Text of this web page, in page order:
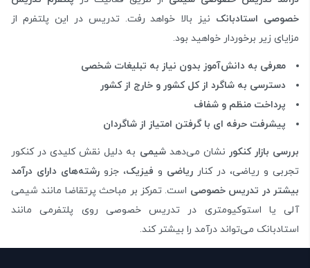
خصوصی استادبانک نیز بالا خواهد رفت. تدریس در این پلتفرم از
مزایای زیر برخوردار خواهید بود.
معرفی به دانش‌آموز بدون نیاز به تبلیغات شخصی
دسترسی به شاگرد از کل کشور و خارج از کشور
پرداخت منظم و شفاف
پیشرفت حرفه ای با گرفتن امتیاز از شاگردان
بررسی بازار کنکور نشان می‌دهدشیمی به دلیل نقش کلیدی در کنکور
تجربی و ریاضی، در کنار ریاضی و فیزیک، جزو رشته‌های دارای درآمد
بیشتر در تدریس خصوصی است. تمرکز بر مباحث پرتقاضا مانند شیمی
آلی یا استوکیومتری در تدریس خصوصی روی پلتفرمی مانند
استادبانک می‌تواند درآمد را بیشتر کند.